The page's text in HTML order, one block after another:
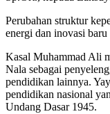
Perubahan struktur
energi dan inovasi
Kasal Muhammad Ali
Nala sebagai
pendidikan lainnya.
pendidikan nasional
Undang Dasar 1945.